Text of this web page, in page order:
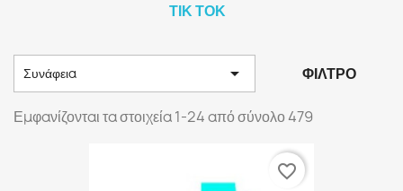
ΤΙΚ ΤΟΚ
Συνάφεια  ΦΊΛΤΡΟ
Εμφανίζονται τα στοιχεία 1-24 από σύνολο 479
favorite_border